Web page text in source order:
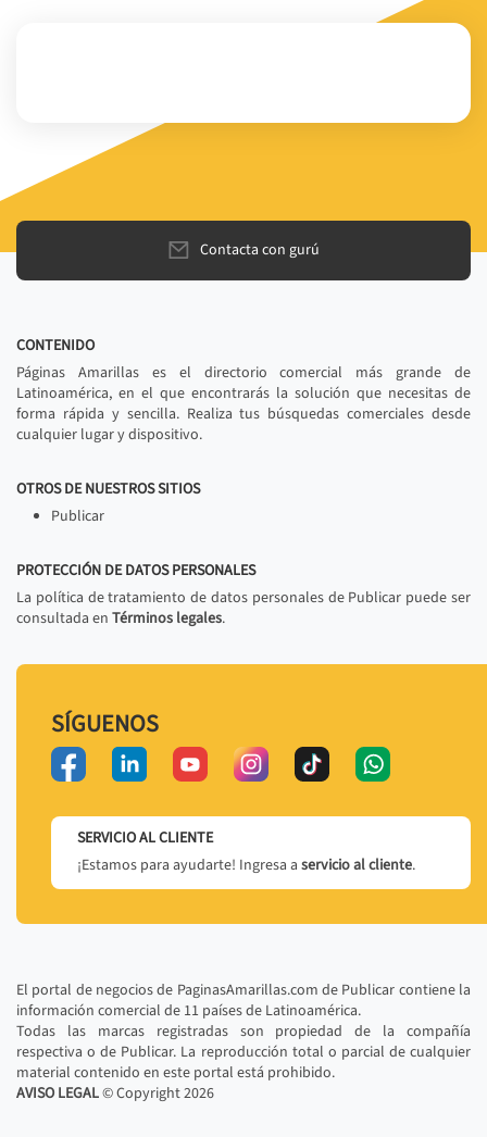
Contacta con gurú
CONTENIDO
Páginas Amarillas es el directorio comercial más grande de
Latinoamérica, en el que encontrarás la solución que necesitas de
forma rápida y sencilla. Realiza tus búsquedas comerciales desde
cualquier lugar y dispositivo.
OTROS DE NUESTROS SITIOS
Publicar
PROTECCIÓN DE DATOS PERSONALES
La política de tratamiento de datos personales de Publicar puede ser
consultada en Términos legales.
SÍGUENOS
SERVICIO AL CLIENTE
¡Estamos para ayudarte! Ingresa a servicio al cliente.
El portal de negocios de PaginasAmarillas.com de Publicar contiene la
información comercial de 11 países de Latinoamérica.
Todas las marcas registradas son propiedad de la compañía
respectiva o de Publicar. La reproducción total o parcial de cualquier
material contenido en este portal está prohibido.
AVISO LEGAL© Copyright2026